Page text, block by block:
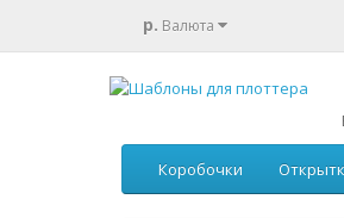
р. Валюта
Коробочки